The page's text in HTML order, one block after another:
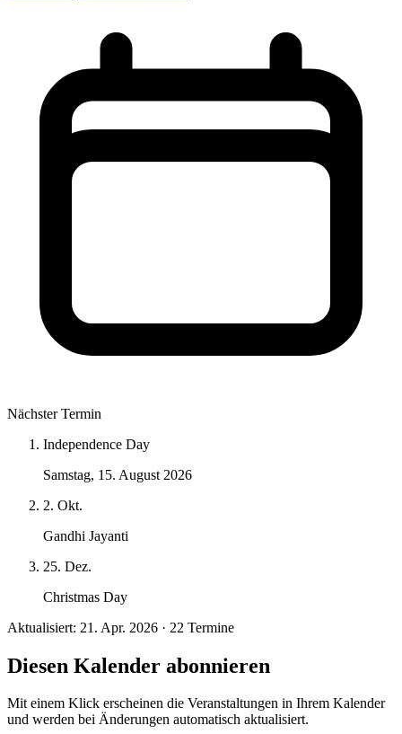
Nächster Termin
Independence Day
Samstag, 15. August 2026
2. Okt.
Gandhi Jayanti
25. Dez.
Christmas Day
Aktualisiert: 21. Apr. 2026 · 22 Termine
Diesen Kalender abonnieren
Mit einem Klick erscheinen die Veranstaltungen in Ihrem Kalender
und werden bei Änderungen automatisch aktualisiert.